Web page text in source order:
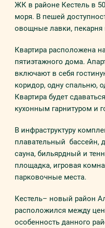
ЖК в районе Кестель в
моря. В пешей
овощные лавки, пекарня
Квартира расположена
пятиэтажного дома.
включают в себя
коридор, одну спальню,
Квартира будет
кухонным гарнитуром и
В инфраструктуру
плавательный бассейн,
сауна, бильярдный и
площадка, игровая
парковочные места.
Кестель– новый район
расположился между
особенность данного